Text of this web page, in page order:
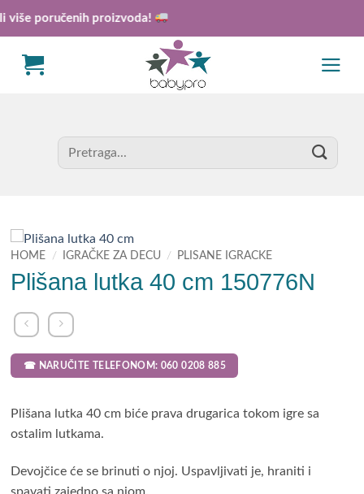
poručenih proizvoda!
Search
for:
HOME / IGRAČKE ZA DECU / PLISANE IGRACKE
Plišana lutka 40 cm 150776N
☎ NARUČITE TELEFONOM: 060 0208 885
Plišana lutka 40 cm biće prava drugarica tokom igre sa
ostalim lutkama.
Devojčice će se brinuti o njoj. Uspavljivati je, hraniti i